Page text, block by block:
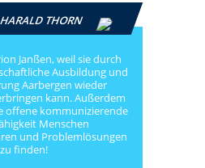
THORN
Janßen, weil sie durch
Ausbildung und
Aarbergen wieder
kann. Außerdem
offene kommunizierende
Menschen
und Problemlösungen
zu finden!